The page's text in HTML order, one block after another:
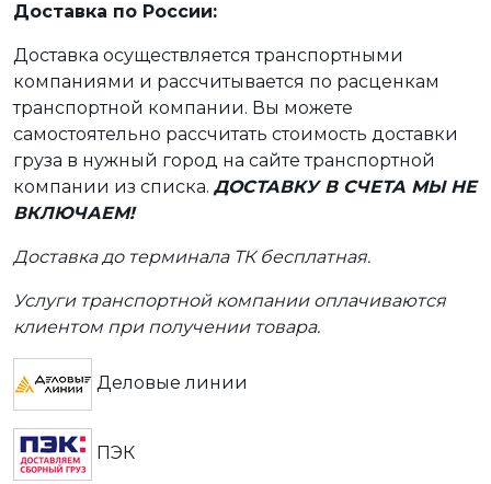
Доставка по России:
Доставка осуществляется транспортными
компаниями и рассчитывается по расценкам
транспортной компании. Вы можете
самостоятельно рассчитать стоимость доставки
груза в нужный город на сайте транспортной
компании из списка. ДОСТАВКУ В СЧЕТА МЫ НЕ
ВКЛЮЧАЕМ!
Доставка до терминала ТК бесплатная.
Услуги транспортной компании оплачиваются
клиентом при получении товара.
Деловые линии
ПЭК